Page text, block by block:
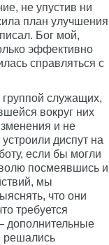
не упустив ни
план улучшения
Бог мой,
эффективно
справляться с
служащих,
вокруг них
и не
диспут на
если бы могли
посмеявшись и
мы
что они
требуется
дополнительные
решались